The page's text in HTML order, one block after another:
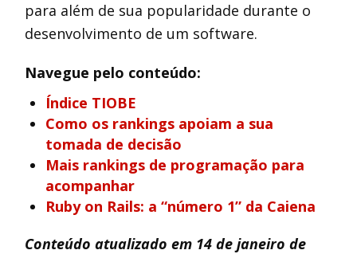
para além de sua popularidade durante o
desenvolvimento de um software.
Navegue pelo conteúdo:
Índice TIOBE
Como os rankings apoiam a sua
tomada de decisão
Mais rankings de programação para
acompanhar
Ruby on Rails: a “número 1” da Caiena
Conteúdo atualizado em 14 de janeiro de